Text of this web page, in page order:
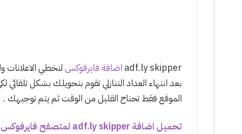
adf.ly skipper اضافة فايرفوكسلتخطي
بعد انتهاء العداد التنازلي تقوم بتحويلك بشكل
الموقع فقط تحتاج القليل من الوقت ثم يتم توجيهك .
تحميل اضافة adf.ly skipper لمتصفح فايرفوكس